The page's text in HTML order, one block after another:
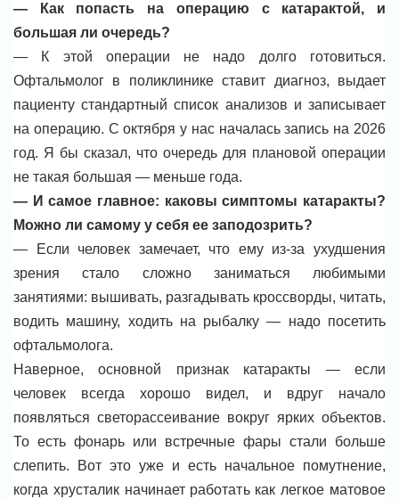
— Как попасть на операцию с катарактой, и
большая ли очередь?
— К этой операции не надо долго готовиться.
Офтальмолог в поликлинике ставит диагноз, выдает
пациенту стандартный список анализов и записывает
на операцию. С октября у нас началась запись на 2026
год. Я бы сказал, что очередь для плановой операции
не такая большая — меньше года.
— И самое главное: каковы симптомы катаракты?
Можно ли самому у себя ее заподозрить?
— Если человек замечает, что ему из-за ухудшения
зрения стало сложно заниматься любимыми
занятиями: вышивать, разгадывать кроссворды, читать,
водить машину, ходить на рыбалку — надо посетить
офтальмолога.
Наверное, основной признак катаракты — если
человек всегда хорошо видел, и вдруг начало
появляться светорассеивание вокруг ярких объектов.
То есть фонарь или встречные фары стали больше
слепить. Вот это уже и есть начальное помутнение,
когда хрусталик начинает работать как легкое матовое